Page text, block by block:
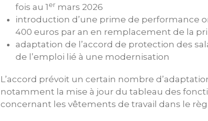
fois au 1 er mars 2026
introduction d’une prime de performance
400 euros par an en remplacement de la
adaptation de l’accord de protection des
de l’emploi lié à une modernisation
L’accord prévoit un certain nombre
notamment la mise à jour du tableau des
concernant les vêtements de travail dans le